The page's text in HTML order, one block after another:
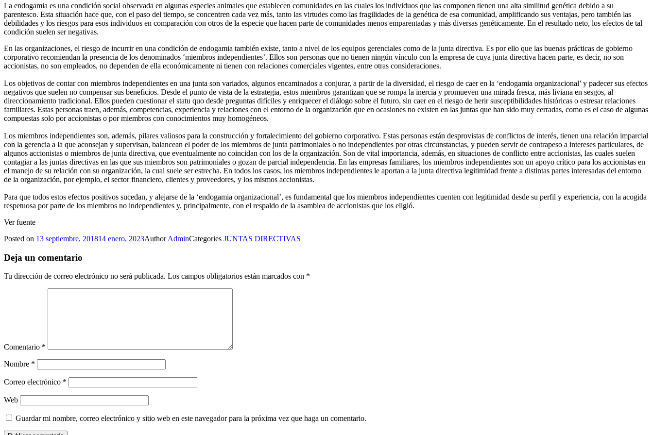
La endogamia es una condición social observada en algunas especies animales que establecen comunidades en las cuales los individuos que las componen tienen una alta similitud genética debido a su
parentesco. Esta situación hace que, con el paso del tiempo, se concentren cada vez más, tanto las virtudes como las fragilidades de la genética de esa comunidad, amplificando sus ventajas, pero también las
debilidades y los riesgos para esos individuos en comparación con otros de la especie que hacen parte de comunidades menos emparentadas y más diversas genéticamente. En el resultado neto, los efectos de tal
condición suelen ser negativas.
En las organizaciones, el riesgo de incurrir en una condición de endogamia también existe, tanto a nivel de los equipos gerenciales como de la junta directiva. Es por ello que las buenas prácticas de gobierno
corporativo recomiendan la presencia de los denominados ‘miembros independientes’. Ellos son personas que no tienen ningún vínculo con la empresa de cuya junta directiva hacen parte, es decir, no son
accionistas, no son empleados, no dependen de ella económicamente ni tienen con relaciones comerciales vigentes, entre otras consideraciones.
Los objetivos de contar con miembros independientes en una junta son variados, algunos encaminados a conjurar, a partir de la diversidad, el riesgo de caer en la ‘endogamia organizacional’ y padecer sus efectos
negativos que suelen no compensar sus beneficios. Desde el punto de vista de la estrategia, estos miembros garantizan que se rompa la inercia y promueven una mirada fresca, más liviana en sesgos, al
direccionamiento tradicional. Ellos pueden cuestionar el statu quo desde preguntas difíciles y enriquecer el diálogo sobre el futuro, sin caer en el riesgo de herir susceptibilidades históricas o estresar relaciones
familiares. Estas personas traen, además, competencias, experiencia y relaciones con el entorno de la organización que en ocasiones no existen en las juntas que han sido muy cerradas, como es el caso de algunas
compuestas solo por accionistas o por miembros con conocimientos muy homogéneos.
Los miembros independientes son, además, pilares valiosos para la construcción y fortalecimiento del gobierno corporativo. Estas personas están desprovistas de conflictos de interés, tienen una relación imparcial
con la gerencia a la que aconsejan y supervisan, balancean el poder de los miembros de junta patrimoniales o no independientes por otras circunstancias, y pueden servir de contrapeso a intereses particulares, de
algunos accionistas o miembros de junta directiva, que eventualmente no coincidan con los de la organización. Son de vital importancia, además, en situaciones de conflicto entre accionistas, las cuales suelen
contagiar a las juntas directivas en las que sus miembros son patrimoniales o gozan de parcial independencia. En las empresas familiares, los miembros independientes son un apoyo crítico para los accionistas en
el manejo de su relación con su organización, la cual suele ser estrecha. En todos los casos, los miembros independientes le aportan a la junta directiva legitimidad frente a distintas partes interesadas del entorno
de la organización, por ejemplo, el sector financiero, clientes y proveedores, y los mismos accionistas.
Para que todos estos efectos positivos sucedan, y alejarse de la ‘endogamia organizacional’, es fundamental que los miembros independientes cuenten con legitimidad desde su perfil y experiencia, con la acogida
respetuosa por parte de los miembros no independientes y, principalmente, con el respaldo de la asamblea de accionistas que los eligió.
Ver fuente
Posted on 13 septiembre, 201814 enero, 2023AuthorAdminCategories JUNTAS DIRECTIVAS
Deja un comentario
Tu dirección de correo electrónico no será publicada. Los campos obligatorios están marcados con *
Comentario *
Nombre *
Correo electrónico *
Web
Guardar mi nombre, correo electrónico y sitio web en este navegador para la próxima vez que haga un comentario.